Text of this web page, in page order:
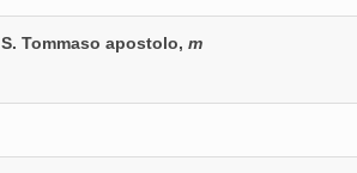
S. Tommaso apostolo, m